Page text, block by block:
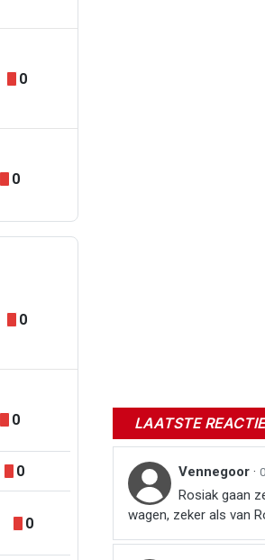
0
0
0
0
0
0
LAATSTE
Vennegoor ·
Rosiak gaan
wagen, zeker als van